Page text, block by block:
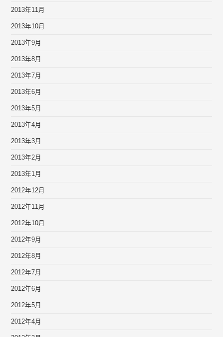
2013年11月
2013年10月
2013年9月
2013年8月
2013年7月
2013年6月
2013年5月
2013年4月
2013年3月
2013年2月
2013年1月
2012年12月
2012年11月
2012年10月
2012年9月
2012年8月
2012年7月
2012年6月
2012年5月
2012年4月